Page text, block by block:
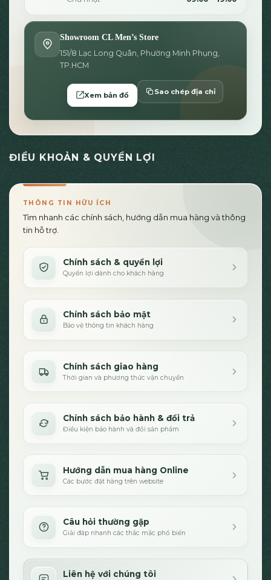
Showroom CL Men’s Store
151/8 Lạc Long Quân, Phường Minh Phụng,
TP.HCM
Xem bản đồ Sao chép địa chỉ
ĐIỀU KHOẢN & QUYỀN LỢI
THÔNG TIN HỮU ÍCH
Tìm nhanh các chính sách, hướng dẫn mua hàng và thông
tin hỗ trợ.
Chính sách & quyền lợi
Quyền lợi dành cho khách hàng
Chính sách bảo mật
Bảo vệ thông tin khách hàng
Chính sách giao hàng
Thời gian và phương thức vận chuyển
Chính sách bảo hành & đổi trả
Điều kiện bảo hành và đổi sản phẩm
Hướng dẫn mua hàng Online
Các bước đặt hàng trên website
Câu hỏi thường gặp
Giải đáp nhanh các thắc mắc phổ biến
Liên hệ với chúng tôi